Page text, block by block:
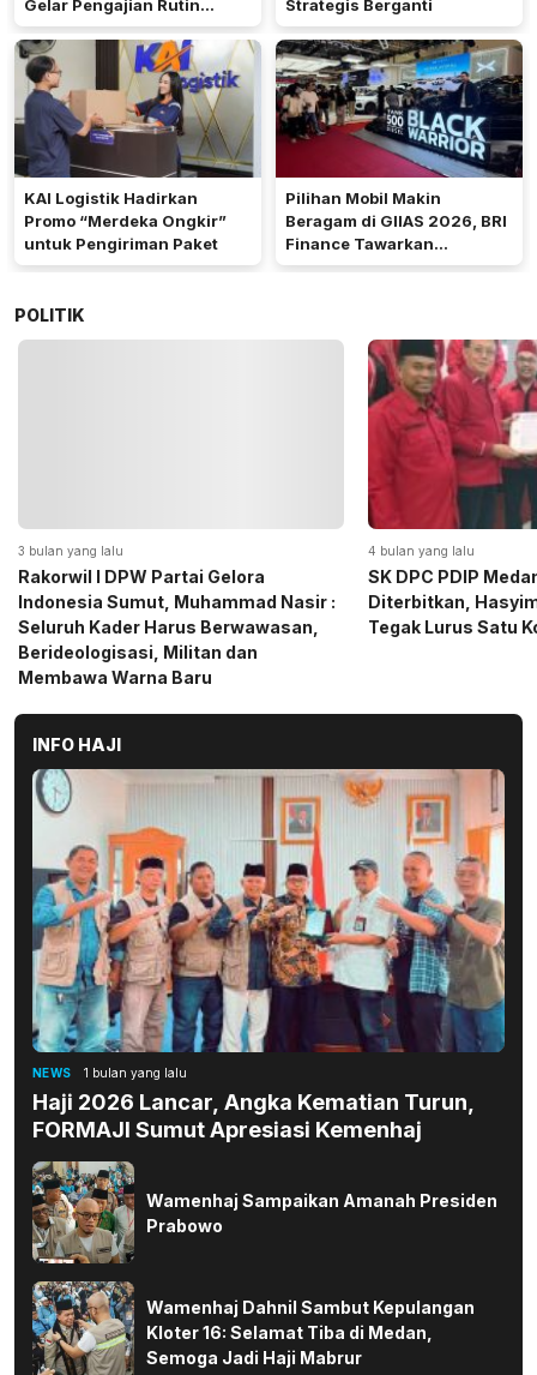
Gelar Pengajian Rutin
Bersama Pekerja
Strategis Berganti
KAI Logistik Hadirkan
Promo “Merdeka Ongkir”
untuk Pengiriman Paket
Pilihan Mobil Makin
Beragam di GIIAS 2026, BRI
Finance Tawarkan
Pembiayaan Lebih Terukur
POLITIK
4 bulan yang lalu
SK DPC PDIP Medan Resmi
Diterbitkan, Hasyim SE: Solid dan
Tegak Lurus Satu Komando
5 bulan yang lalu
Momen Haru
Gerindra Sumut
Sembako kepada
INFO HAJI
NEWS 1 bulan yang lalu
Haji 2026 Lancar, Angka Kematian Turun,
FORMAJI Sumut Apresiasi Kemenhaj
Wamenhaj Sampaikan Amanah Presiden
Prabowo
Wamenhaj Dahnil Sambut Kepulangan
Kloter 16: Selamat Tiba di Medan,
Semoga Jadi Haji Mabrur